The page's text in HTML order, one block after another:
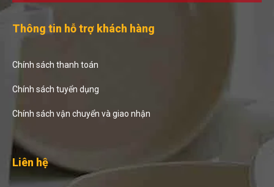
Thông tin hỗ trợ khách hàng
Chính sách thanh toán
Chính sách tuyển dụng
Chính sách vận chuyển và giao nhận
Liên hệ